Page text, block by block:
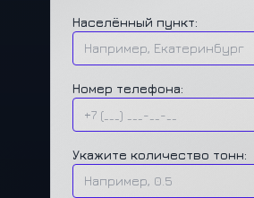
Населённый пункт:
Номер телефона:
Укажите количество тонн: